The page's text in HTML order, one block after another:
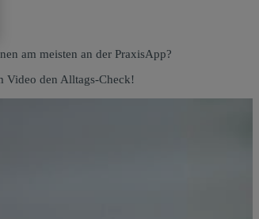
am meisten an der PraxisApp?
Video den Alltags-Check!